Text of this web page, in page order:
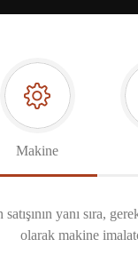
Makine
yanı sıra,
olarak makine